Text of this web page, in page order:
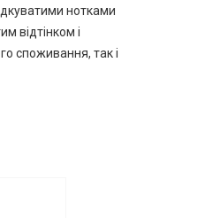
нотками
відтінком і
споживання, так і